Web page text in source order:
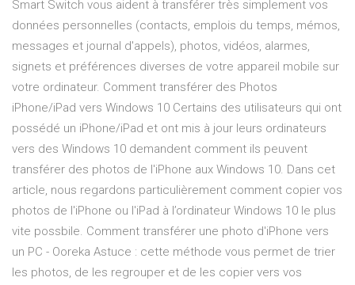
Smart Switch vous aident à transférer très simplement vos
données personnelles (contacts, emplois du temps, mémos,
messages et journal d'appels), photos, vidéos, alarmes,
signets et préférences diverses de votre appareil mobile sur
votre ordinateur. Comment transférer des Photos
iPhone/iPad vers Windows 10 Certains des utilisateurs qui ont
possédé un iPhone/iPad et ont mis à jour leurs ordinateurs
vers des Windows 10 demandent comment ils peuvent
transférer des photos de l'iPhone aux Windows 10. Dans cet
article, nous regardons particulièrement comment copier vos
photos de l'iPhone ou l'iPad à l’ordinateur Windows 10 le plus
vite possbile. Comment transférer une photo d'iPhone vers
un PC - Ooreka Astuce : cette méthode vous permet de trier
les photos, de les regrouper et de les copier vers vos